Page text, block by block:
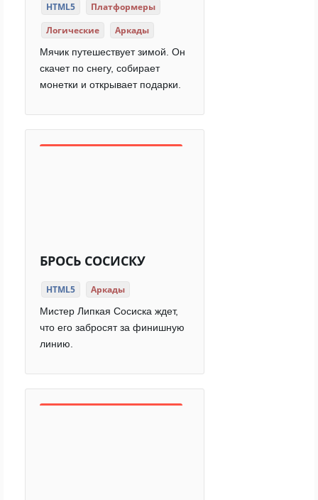
HTML5
Платформеры
Логические
Аркады
Мячик путешествует зимой. Он
скачет по снегу, собирает
монетки и открывает подарки.
БРОСЬ СОСИСКУ
HTML5 Аркады
Мистер Липкая Сосиска ждет,
что его забросят за финишную
линию.